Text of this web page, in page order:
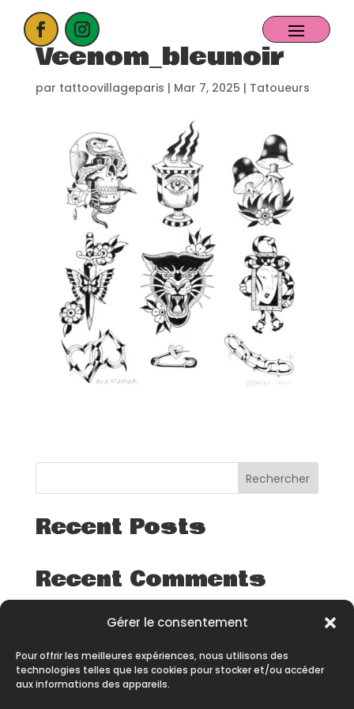
Gérer le consentement
Pour offrir les meilleures expériences, nous utilisons des
technologies telles que les cookies pour stocker et/ou accéder
aux informations des appareils.
ACCUEIL
PROCHAIN EVENT
CANDIDATER
NOS EXPOSANTS
CONTACT
PARTENAIRES
Veenom_bleunoir
par tattoovillageparis | Mar 7, 2025 | Tatoueurs
Rechercher
Recent Posts
Recent Comments